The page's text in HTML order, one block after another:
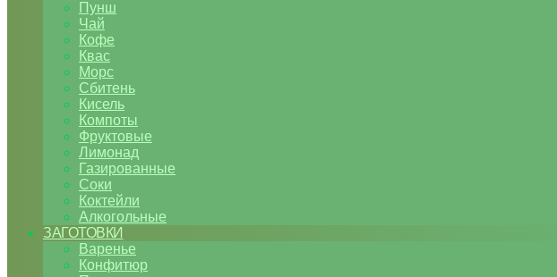
Пунш
Чай
Кофе
Квас
Морс
Сбитень
Кисель
Компоты
Фруктовые
Лимонад
Газированные
Соки
Коктейли
Алкогольные
ЗАГОТОВКИ
Варенье
Конфитюр